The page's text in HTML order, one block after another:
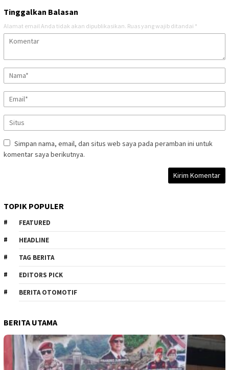
Tinggalkan Balasan
Alamat email Anda tidak akan dipublikasikan. Ruas yang wajib ditandai *
Simpan nama, email, dan situs web saya pada peramban ini untuk
komentar saya berikutnya.
TOPIK POPULER
FEATURED
HEADLINE
TAG BERITA
EDITORS PICK
BERITA OTOMOTIF
BERITA UTAMA